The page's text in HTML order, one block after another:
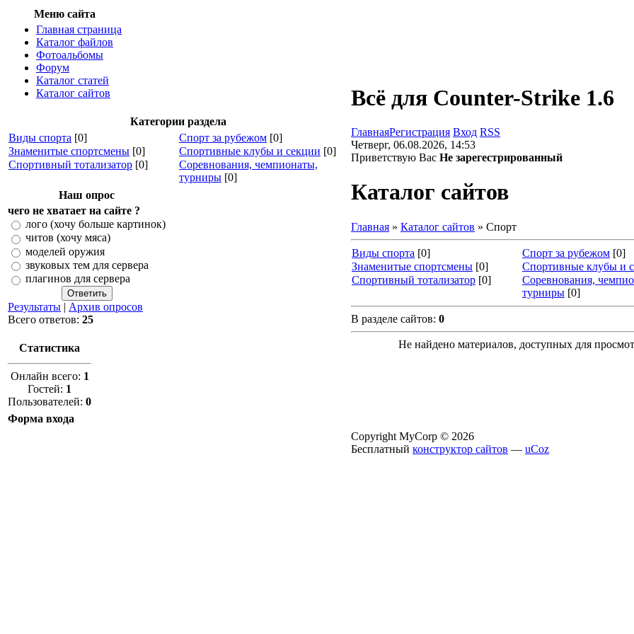
Меню сайта
Главная страница
Каталог файлов
Фотоальбомы
Форум
Каталог статей
Каталог сайтов
Категории раздела
Виды спорта [0] Спорт за рубежом [0]
Знаменитые спортсмены [0] Спортивные клубы и секции [0]
Спортивный тотализатор [0]
Соревнования, чемпионаты,
турниры [0]
Наш опрос
чего не хватает на сайте ?
лого (хочу больше картинок)
читов (хочу мяса)
моделей оружия
звуковых тем для сервера
плагинов для сервера
Результаты | Архив опросов
Всего ответов: 25
Статистика
Онлайн всего: 1
Гостей: 1
Пользователей: 0
Форма входа
Всё для Counter-Strike 1.6
ГлавнаяРегистрация Вход RSS
Четверг, 06.08.2026, 14:53
Приветствую Вас Не зарегестрированный
Каталог сайтов
Главная » Каталог сайтов » Спорт
Виды спорта [0] Спорт за рубежом [0]
Знаменитые спортсмены [0]
Спортивные клубы и
Спортивный тотализатор [0]
Соревнования,
турниры [0]
В разделе сайтов: 0
Не найдено материалов, доступных для
Copyright MyCorp © 2026
Бесплатный конструктор сайтов — uCoz